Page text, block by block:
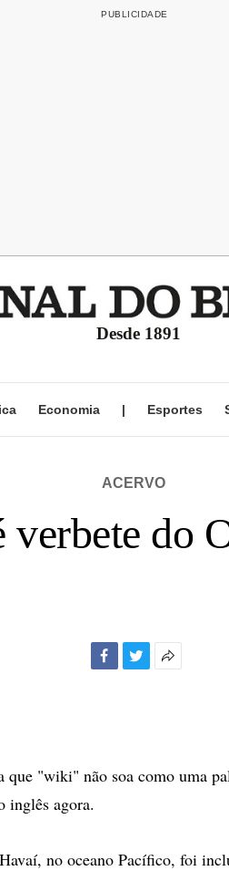
Desde 1891
Economia | Esportes
ACERVO
verbete do
que "wiki" não soa como uma
inglês agora.
no oceano Pacífico, foi